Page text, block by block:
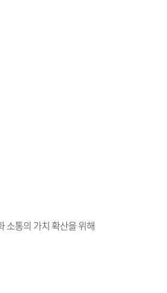
소통의 가치 확산을 위해